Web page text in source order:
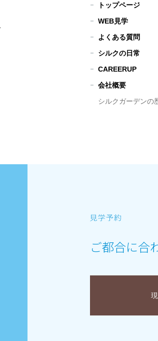
トップページ
WEB見学
よくある質問
シルクの日常
CAREERUP
会社概要
シルクガーデンの
ご都合に合